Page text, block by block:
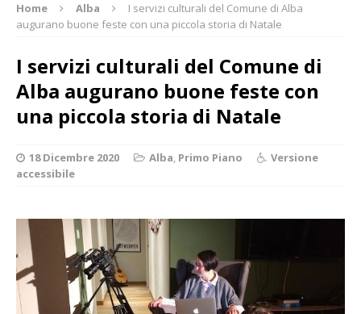
Home Alba
I servizi culturali del Comune di Alba
augurano buone feste con una piccola storia di Natale
I servizi culturali del Comune di
Alba augurano buone feste con
una piccola storia di Natale
18 Dicembre 2020 Alba, Primo Piano
Versione
accessibile